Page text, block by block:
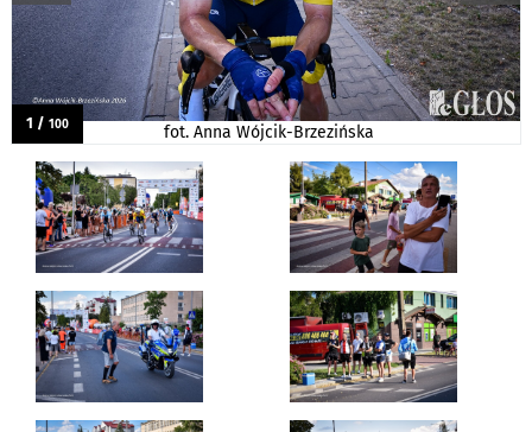
1 / 100 fot. Anna Wójcik-Brzezińska